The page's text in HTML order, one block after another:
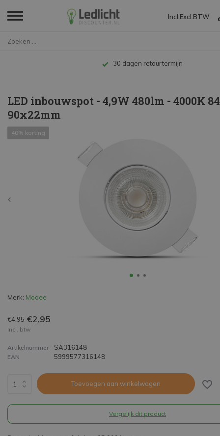
Incl. Excl. BTW
LED inbouwspot - 4,9W 480lm - 4000K
90x22mm
40% korting
Merk: Modee
€4,95 €2,95
Incl. btw
Artikelnummer SA316148
EAN 5999577316148
Toevoegen aan winkelwagen
Vergelijk dit product